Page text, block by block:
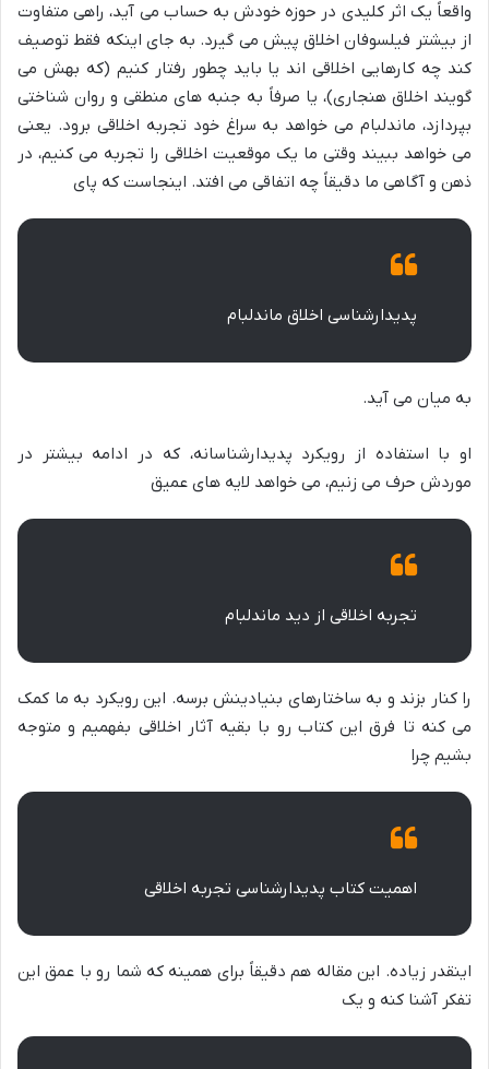
واقعاً یک اثر کلیدی در حوزه خودش به حساب می آید، راهی متفاوت
از بیشتر فیلسوفان اخلاق پیش می گیرد. به جای اینکه فقط توصیف
کند چه کارهایی اخلاقی اند یا باید چطور رفتار کنیم (که بهش می
گویند اخلاق هنجاری)، یا صرفاً به جنبه های منطقی و روان شناختی
بپردازد، ماندلبام می خواهد به سراغ خود تجربه اخلاقی برود. یعنی
می خواهد ببیند وقتی ما یک موقعیت اخلاقی را تجربه می کنیم، در
ذهن و آگاهی ما دقیقاً چه اتفاقی می افتد. اینجاست که پای
پدیدارشناسی اخلاق ماندلبام
به میان می آید.
او با استفاده از رویکرد پدیدارشناسانه، که در ادامه بیشتر در
موردش حرف می زنیم، می خواهد لایه های عمیق
تجربه اخلاقی از دید ماندلبام
را کنار بزند و به ساختارهای بنیادینش برسه. این رویکرد به ما کمک
می کنه تا فرق این کتاب رو با بقیه آثار اخلاقی بفهمیم و متوجه
بشیم چرا
اهمیت کتاب پدیدارشناسی تجربه اخلاقی
اینقدر زیاده. این مقاله هم دقیقاً برای همینه که شما رو با عمق این
تفکر آشنا کنه و یک